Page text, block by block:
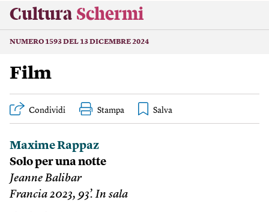
Cultura Schermi
NUMERO 1593 DEL 13 DICEMBRE 2024
Film
Condividi Stampa
Maxime Rappaz
Solo per una notte
Jeanne Balibar
Francia 2023, 93’. In sala